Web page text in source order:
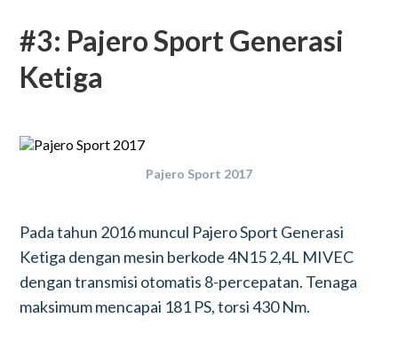
#3: Pajero Sport Generasi
Ketiga
Pajero Sport 2017
Pada tahun 2016 muncul Pajero Sport Generasi
Ketiga dengan mesin berkode 4N15 2,4L MIVEC
dengan transmisi otomatis 8-percepatan. Tenaga
maksimum mencapai 181 PS, torsi 430 Nm.